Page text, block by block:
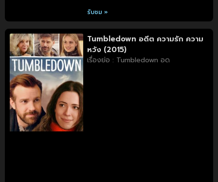
รับชม »
Tumbledown อดีต ความรัก ความ
หวัง (2015)
เรื่องย่อ : Tumbledown อด